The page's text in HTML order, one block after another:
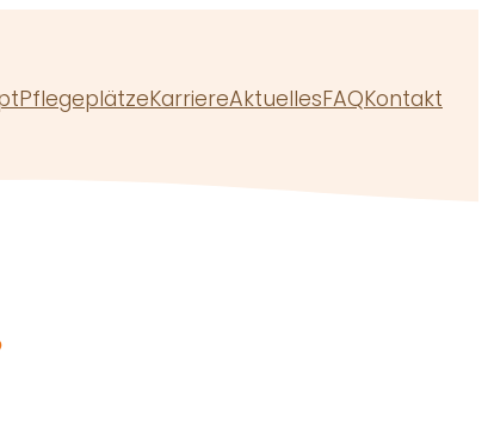
PflegeplätzeKarriereAktuellesFAQKontakt